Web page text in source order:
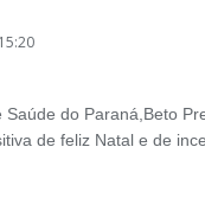
Saúde do Paraná,Beto
de feliz Natal e de